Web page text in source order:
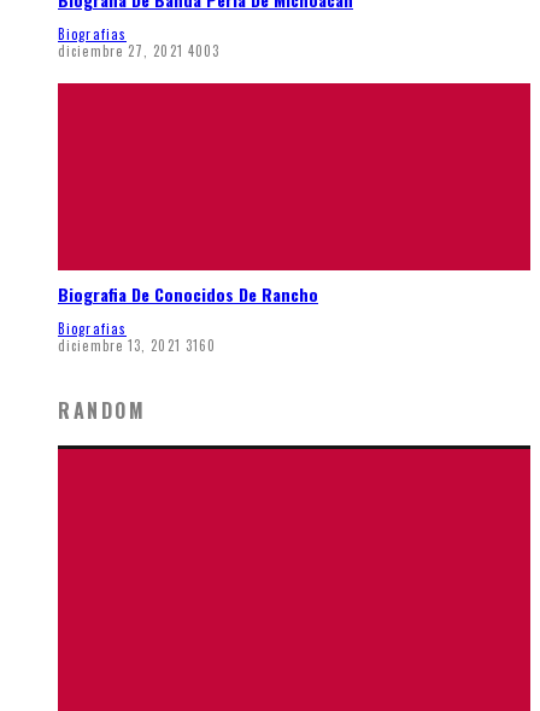
Biografias
diciembre 27, 2021 4003
Biografia De Conocidos De Rancho
Biografias
diciembre 13, 2021 3160
RANDOM